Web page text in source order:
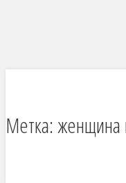
Метка:женщина